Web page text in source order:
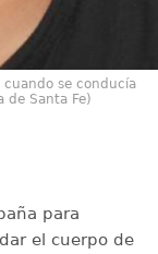
cuando se conducía
de Santa Fe)
para
el cuerpo de